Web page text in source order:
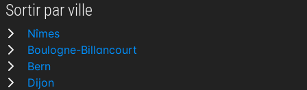
Sortir par ville
Nîmes
Boulogne-Billancourt
Bern
Dijon